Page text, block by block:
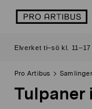
logo
Elverket ti–sö kl.
Pro Artibus
Tulpaner